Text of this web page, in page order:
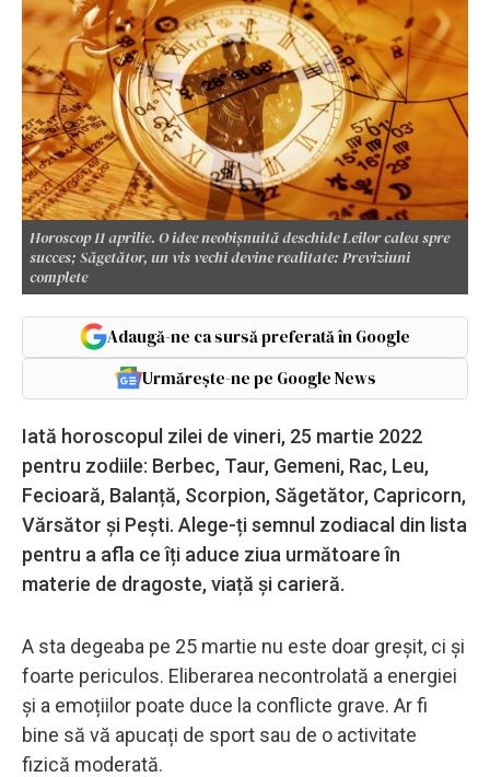
Horoscop 11 aprilie. O idee neobișnuită deschide Leilor calea spre
succes; Săgetător, un vis vechi devine realitate: Previziuni
complete
Adaugă-ne ca sursă preferată în Google
Urmărește-ne pe Google News
Iată horoscopul zilei de vineri, 25 martie 2022
pentru zodiile: Berbec, Taur, Gemeni, Rac, Leu,
Fecioară, Balanță, Scorpion, Săgetător, Capricorn,
Vărsător și Pești. Alege-ți semnul zodiacal din lista
pentru a afla ce îți aduce ziua următoare în
materie de dragoste, viață și carieră.
A sta degeaba pe 25 martie nu este doar greșit, ci și
foarte periculos. Eliberarea necontrolată a energiei
și a emoțiilor poate duce la conflicte grave. Ar fi
bine să vă apucați de sport sau de o activitate
fizică moderată.